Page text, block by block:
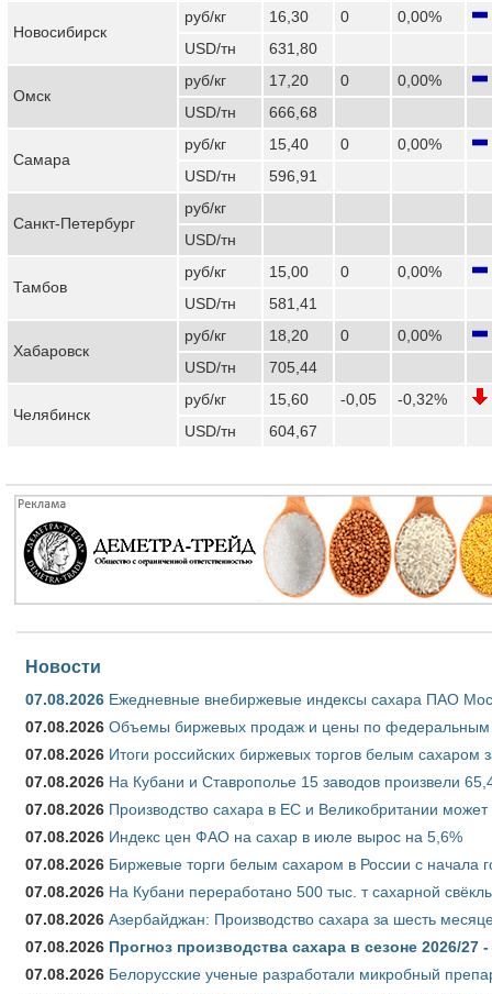
Новосибирск
руб/кг 16,30 0
0,00%
USD/тн
631,80
Омск
руб/кг 17,20 0
0,00%
USD/тн
666,68
Самара
руб/кг 15,40 0
0,00%
USD/тн
596,91
Санкт-Петербург
руб/кг
USD/тн
Тамбов
руб/кг 15,00 0
0,00%
USD/тн
581,41
Хабаровск
руб/кг 18,20 0
0,00%
USD/тн
705,44
Челябинск
руб/кг 15,60 -0,05
-0,32%
USD/тн
604,67
Новости
07.08.2026 Ежедневные внебиржевые индексы сахара ПАО
07.08.2026 Объемы биржевых продаж и цены по федеральным
07.08.2026 Итоги российских биржевых торгов белым сахаром
07.08.2026 На Кубани и Ставрополье 15 заводов произвели
07.08.2026 Производство сахара в ЕС и Великобритании
07.08.2026 Индекс цен ФАО на сахар в июле вырос на 5,6%
07.08.2026 Биржевые торги белым сахаром в России с начала
07.08.2026 На Кубани переработано 500 тыс. т сахарной
07.08.2026 Азербайджан: Производство сахара за шесть
07.08.2026 Прогноз производства сахара в сезоне 2026/
07.08.2026 Белорусские ученые разработали микробный